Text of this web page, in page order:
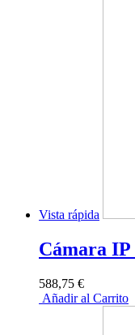
Vista rápida
Cámara
588,75 €
Añadir al Carrito